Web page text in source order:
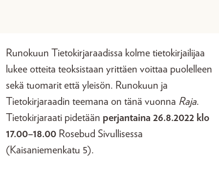
Runokuun Tietokirjaraadissa kolme tietokirjailijaa
lukee otteita teoksistaan yrittäen voittaa puolelleen
sekä tuomarit että yleisön. Runokuun ja
Tietokirjaraadin teemana on tänä vuonna Raja.
Tietokirjaraati pidetään perjantaina 26.8.2022 klo
17.00–18.00 Rosebud Sivullisessa
(Kaisaniemenkatu 5).